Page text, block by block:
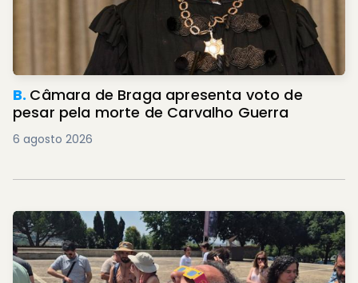
B. Câmara de Braga apresenta voto de
pesar pela morte de Carvalho Guerra
6 agosto 2026